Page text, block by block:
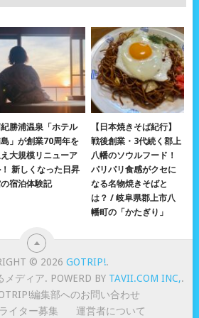
勝浦温泉「ホテル
」が創業70周年を
大規模リニューア
新しくなった日昇
宿泊体験記
【日本焼きそば紀行】
戦後創業・3代続く郡上
八幡のソウルフード！
パリパリ食感がクセに
なる名物焼きそばと
は？ / 岐阜県郡上市八
幡町の「かたぎり」
© 2026GOTRIP!.
ディア. POWERD BY TAVII.COM INC,.
編集部へのお問い合わせ
イター募集 運営者について